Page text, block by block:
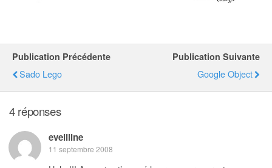
Publication Précédente
Sado Lego
Publication Suivante
Google Object
4 réponses
eveliline
11 septembre 2008